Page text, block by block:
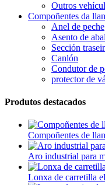
Outros
Compoñentes da
Anel de peche
Asento de
Sección
Canlón
Condutor de
protector de
Produtos destacados
Compoñentes de
Aro industrial para
Lonxa de carretilla